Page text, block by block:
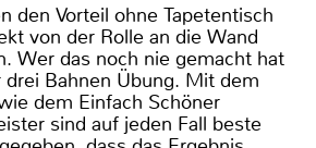
den Vorteil ohne Tapetentisch
von der Rolle an die Wand
Wer das noch nie gemacht hat
Bahnen Übung. Mit dem
dem Einfach Schöner
sind auf jeden Fall beste